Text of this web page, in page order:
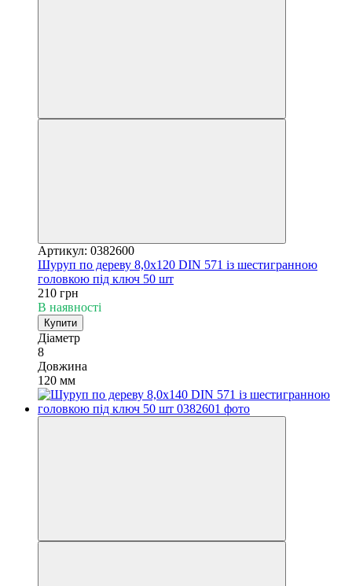
Артикул: 0382600
Шуруп по дереву 8,0х120 DIN 571 із шестигранною
головкою під ключ 50 шт
210 грн
В наявності
Купити
Діаметр
8
Довжина
120 мм